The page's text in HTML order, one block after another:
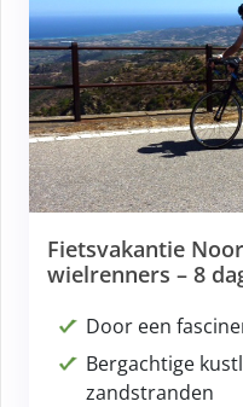
Fietsvakantie
wielrenners – 8
Door een
Bergachtige
zandstranden